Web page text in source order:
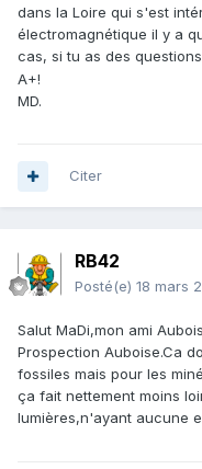
dans la Loire qui s'est
électromagnétique il y a
cas, si tu as des
A+!
MD.
Citer
RB42
Posté(e) 18 mars
Salut MaDi,mon ami
Prospection Auboise.Ca
fossiles mais pour les
ça fait nettement moins
lumières,n'ayant aucune